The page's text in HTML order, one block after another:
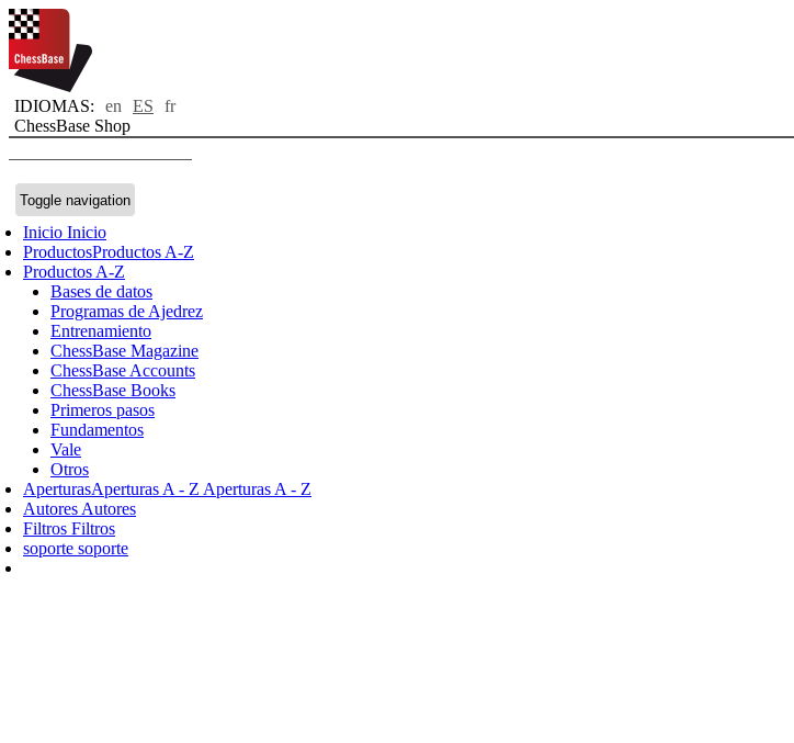
IDIOMAS: en ES
fr
ChessBase Shop
Toggle navigation
Inicio Inicio
ProductosProductos A-Z
Productos A-Z
Bases de datos
Programas de Ajedrez
Entrenamiento
ChessBase Magazine
ChessBase Accounts
ChessBase Books
Primeros pasos
Fundamentos
Vale
Otros
AperturasAperturas A - Z Aperturas A - Z
Autores Autores
Filtros Filtros
soporte soporte